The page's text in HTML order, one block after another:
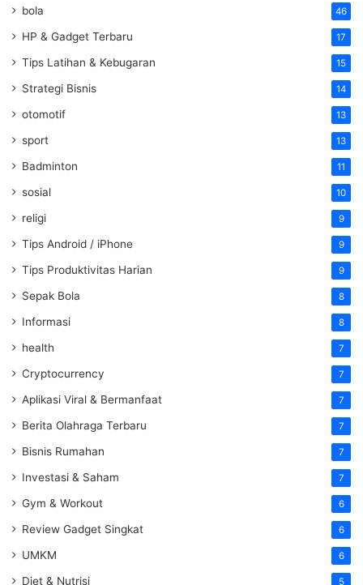
bola 46
HP & Gadget Terbaru 17
Tips Latihan & Kebugaran 15
Strategi Bisnis 14
otomotif 13
sport 13
Badminton 11
sosial 10
religi 9
Tips Android / iPhone 9
Tips Produktivitas Harian 9
Sepak Bola 8
Informasi 8
health 7
Cryptocurrency 7
Aplikasi Viral & Bermanfaat 7
Berita Olahraga Terbaru 7
Bisnis Rumahan 7
Investasi & Saham 7
Gym & Workout 6
Review Gadget Singkat 6
UMKM 6
Diet & Nutrisi 5